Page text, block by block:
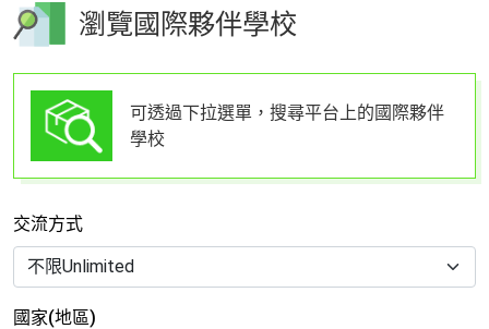
瀏覽國際夥伴學校
可透過下拉選單，搜尋平台上的國際夥伴
學校
交流方式
國家(地區)